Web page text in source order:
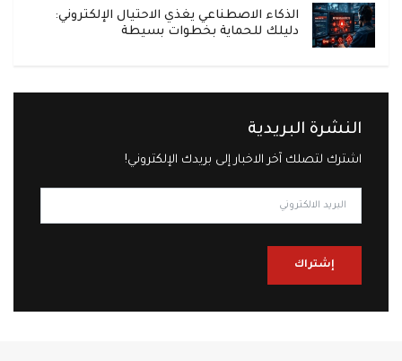
الذكاء الاصطناعي يغذي الاحتيال الإلكتروني:
دليلك للحماية بخطوات بسيطة
النشرة البريدية
اشترك لتصلك آخر الاخبار إلى بريدك الإلكتروني!
إشتراك